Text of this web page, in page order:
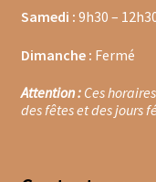
Moulins à
Sels
Moulins à
Samedi : 9h30 –
Dimanche : Fermé
Attention :Ces
des fêtes et des jours